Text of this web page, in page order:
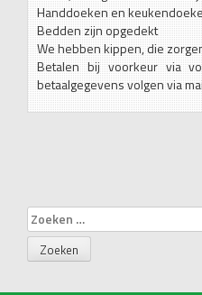
Handdoeken en
Bedden zijn opgedekt
We hebben kippen, die
Betalen bij voorkeur via
betaalgegevens volgen via
Zoeken
naar: